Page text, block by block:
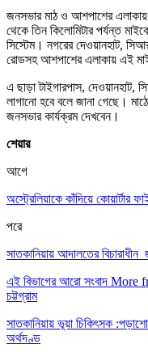
জনসভার মাঠ ও আশপাশের
থেকে তিন কিলোমিটার পর্যন্ত
সিস্টেম। নগরের দেওয়ানহাট,
রোডসহ আশপাশের এলাকায় এই
এ ছাড়া টাইগারপাস, দেওয়ানহাট,
লাগানো হবে বলে জানা গেছে।
জনসভার কার্যক্রম দেখবেন।
শেয়ার
আগে
অস্ট্রেলিয়াকে কাঁদিয়ে কোয়ার্টার
পরে
সাতকানিয়ায় আদালতের
এই বিভাগের আরো সংবাদ More
চট্টগ্রাম
সাতকানিয়ায় ভূয়া চিকিৎসক
অর্থদণ্ড